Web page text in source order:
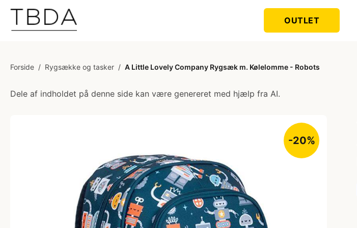
OUTLET
Forside / Rygsække og tasker / A Little Lovely Company Rygsæk m. Kølelomme - Robots
Dele af indholdet på denne side kan være genereret med hjælp fra AI.
-20%